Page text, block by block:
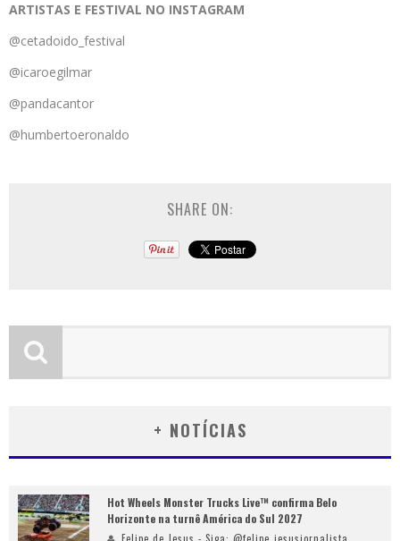
ARTISTAS E FESTIVAL NO INSTAGRAM
@cetadoido_festival
@icaroegilmar
@pandacantor
@humbertoeronaldo
SHARE ON:
+ NOTÍCIAS
Hot Wheels Monster Trucks Live™ confirma Belo
Horizonte na turnê América do Sul 2027